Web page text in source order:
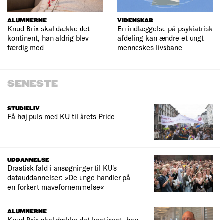
ALUMNERNE
Knud Brix skal dække det
kontinent, han aldrig blev
færdig med
VIDENSKAB
En indlæggelse på psykiatrisk
afdeling kan ændre et ungt
menneskes livsbane
SENESTE
STUDIELIV
Få høj puls med KU til årets Pride
UDDANNELSE
Drastisk fald i ansøgninger til KU's
datauddannelser: »De unge handler på
en forkert mavefornemmelse«
ALUMNERNE